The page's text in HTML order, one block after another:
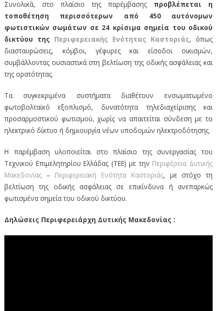
Συνολικά, στο πλαίσιο της παρέμβασης προβλέπεται η
τοποθέτηση περισσότερων από 450 αυτόνομων
φωτιστικών σωμάτων σε 24 κρίσιμα σημεία του οδικού
δικτύου της Περιφερειακής Ενότητας Καστοριάς, όπως
διασταυρώσεις, κόμβοι, γέφυρες και είσοδοι οικισμών,
συμβάλλοντας ουσιαστικά στη βελτίωση της οδικής ασφάλειας και
της ορατότητας.
Τα συγκεκριμένα συστήματα διαθέτουν ενσωματωμένο
φωτοβολταϊκό εξοπλισμό, δυνατότητα τηλεδιαχείρισης και
προσαρμοστικού φωτισμού, χωρίς να απαιτείται σύνδεση με το
ηλεκτρικό δίκτυο ή δημιουργία νέων υποδομών ηλεκτροδότησης.
Η παρέμβαση υλοποιείται στο πλαίσιο της συνεργασίας του
Τεχνικού Επιμελητηρίου Ελλάδας (ΤΕΕ) με την Περιφέρεια Δυτικής
Μακεδονίας– Περιφερειακή Ενότητα Καστοριάς, με στόχο τη
βελτίωση της οδικής ασφάλειας σε επικίνδυνα ή ανεπαρκώς
φωτισμένα σημεία του οδικού δικτύου.
Δηλώσεις Περιφερειάρχη Δυτικής Μακεδονίας :